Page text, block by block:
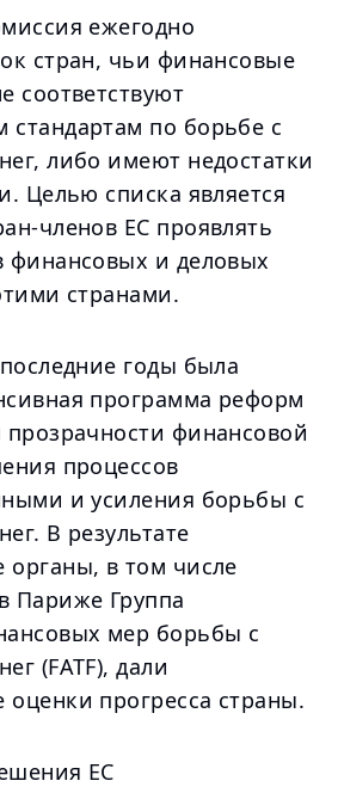
ежегодно
стран, чьи финансовые
соответствуют
по борьбе с
либо имеют недостатки
Целью списка является
членов ЕС проявлять
финансовых и деловых
странами.
годы была
программа реформ
прозрачности финансовой
процессов
и усиления борьбы с
В результате
в том числе
Париже Группа
мер борьбы с
(FATF), дали
прогресса страны.
ЕС